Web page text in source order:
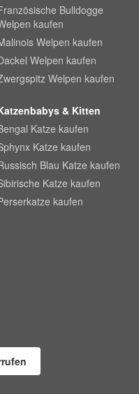
Bulldogge
kaufen
Welpen kaufen
Welpen kaufen
Welpen kaufen
& Kitten
Katze kaufen
Katze kaufen
Blau Katze kaufen
Katze kaufen
kaufen